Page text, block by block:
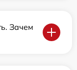
Зачем